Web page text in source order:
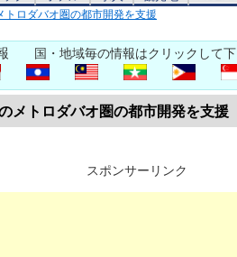
トロダバオ圏の都市開発を支援
国・地域毎の情報はクリックして下
メトロダバオ圏の都市開発を支援
スポンサーリンク